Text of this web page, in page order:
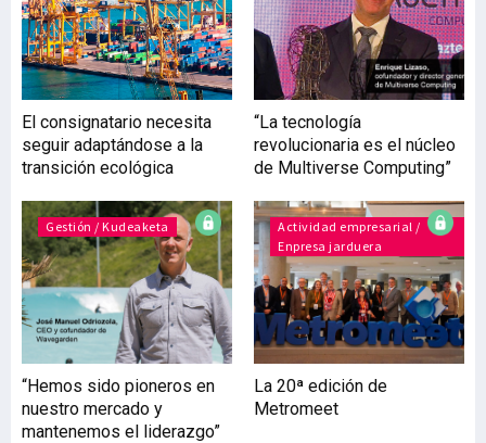
ambicioso y las
previsiones pasan por
seguir fomentando la
cooperación entre los
sector, con una completa
evolución que se adapte a
las nuevas demandas del
mercado, relacionadas con
la automatización, las
nuevas tecnologías,
dentro de la transición
ecológica que, como no
puede ser de otra manera,
afecta a la logística y a la
actividad de los
operadores. En lo que se
refiere a este compendio
El consignatario necesita
seguir adaptándose a la
transición ecológica
“La tecnología
revolucionaria es el núcleo
de Multiverse Computing”
Gestión / Kudeaketa
“Hemos sido pioneros en
nuestro mercado y
mantenemos el liderazgo”
Actividad empresarial /
Enpresa jarduera
La 20ª edición de
Metromeet